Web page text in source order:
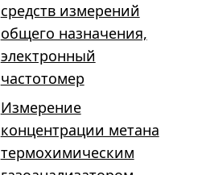
средств измерений
общего назначения,
электронный
частотомер
Измерение
концентрации метана
термохимическим